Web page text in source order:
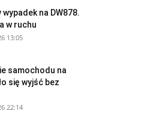
na DW878.
w ruchu
13:05
samochodu na
się wyjść bez
22:14